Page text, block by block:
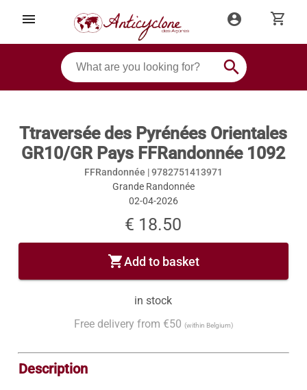
menu account_circle shopping_cart
search
Ttraversée des Pyrénées Orientales
GR10/GR Pays FFRandonnée 1092
FFRandonnée |9782751413971
Grande Randonnée
02-04-2026
€ 18.50
shopping_cartAdd to basket
in stock
Free delivery from €50 (within Belgium)
Description